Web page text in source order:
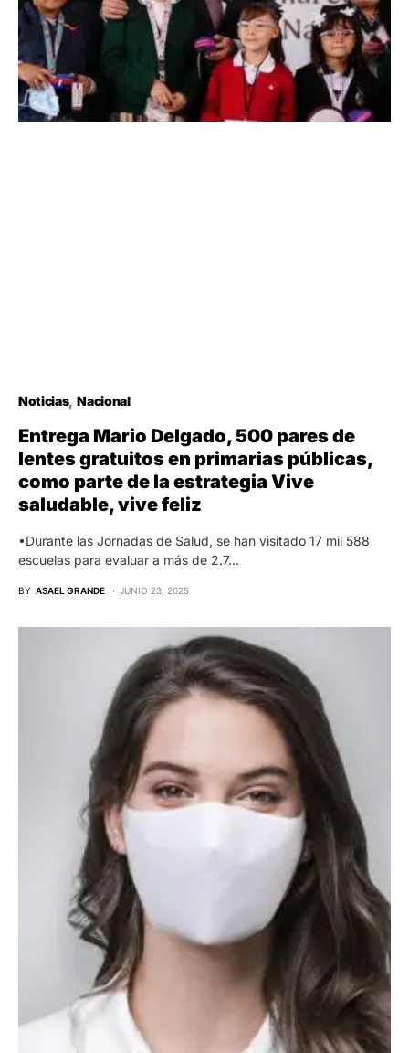
Noticias Nacional
Entrega Mario Delgado, 500 pares de
lentes gratuitos en primarias públicas,
como parte de la estrategia Vive
saludable, vive feliz
•Durante las Jornadas de Salud, se han visitado 17 mil 588
escuelas para evaluar a más de 2.7…
BY ASAEL GRANDE JUNIO 23, 2025